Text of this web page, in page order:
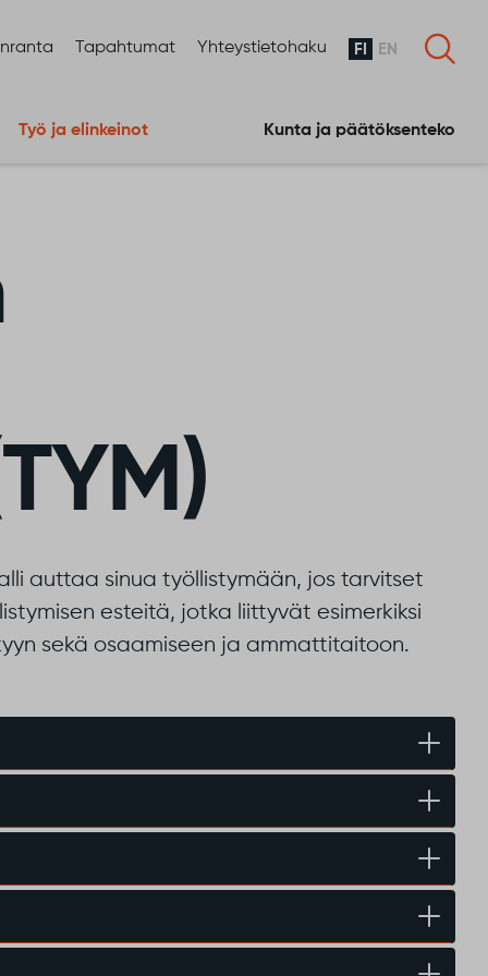
Tapahtumat Yhteystietohaku FI EN
Työ ja elinkeinot Kunta ja päätöksenteko
auttaa sinua työllistymään, jos tarvitset
esteitä, jotka liittyvät esimerkiksi
sekä osaamiseen ja ammattitaitoon.